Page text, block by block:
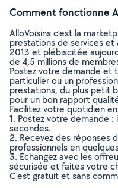
Comment fonctionne
AlloVoisins c’est la
prestations de services
2013 et plébiscitée
de 4,5 millions de
Postez votre demande et
particulier ou un
prestations, du plus petit
pour un bon rapport
Facilitez votre quotidien
1. Postez votre demande
secondes.
2. Recevez des réponses
professionnels en
3. Echangez avec les
sécurisée et faites votre
C’est gratuit et sans